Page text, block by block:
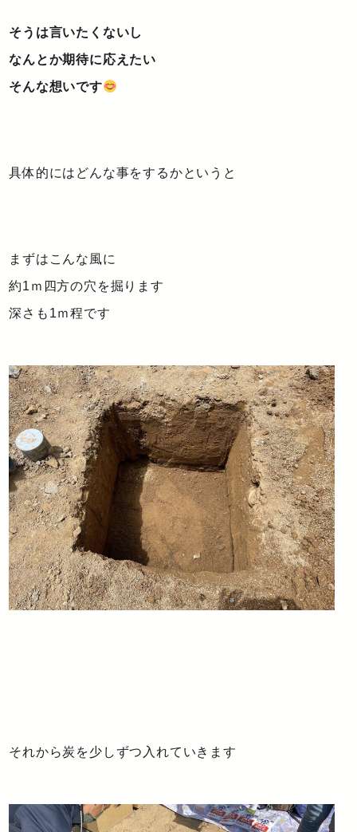
そうは言いたくないし
なんとか期待に応えたい
そんな想いです
具体的にはどんな事をするかというと
まずはこんな風に
約1ｍ四方の穴を掘ります
深さも1ｍ程です
それから炭を少しずつ入れていきます